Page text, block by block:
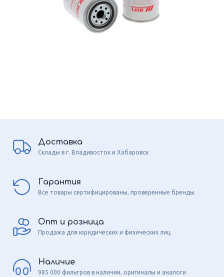
Доставка
Склады в г. Владивосток и Хабаровск
Гарантия
Все товары сертифицированы, проверенные бренды
Опт и розница
Продажа для юридических и физических лиц
Наличие
985 000 фильтров в наличии, оригиналы и аналоги